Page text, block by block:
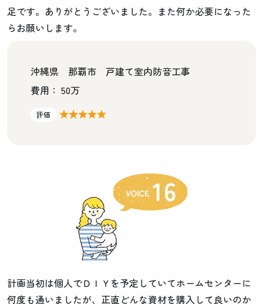
足です。ありがとうございました。また何か必要になった
らお願いします。
沖縄県 那覇市 戸建て室内防音工事
費用： 50万
評価 ★★★★★
計画当初は個人でＤＩＹを予定していてホームセンターに
何度も通いましたが、正直どんな資材を購入して良いのか